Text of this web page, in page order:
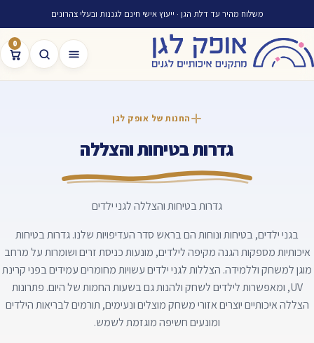
משלוח מהיר עד דלת הגן · ייעוץ אישי חינם לגננות ובעלי צהרונים
0
החנות של אופק לגן
גדרות בטיחות והצללה
גדרות בטיחות והצללה לגני ילדים
בגני ילדים, בטיחות ונוחות הם בראש סדר העדיפויות שלנו. גדרות בטיחות
איכותיות מספקות הגנה מקיפה לילדים, מונעות כניסת זרים ושומרות על מרחב
מוגן למשחק וללמידה. הצללות לגני ילדים עשויות מחומרים עמידים בפני קרינת
UV, ומאפשרות לילדים לשחק ולהנות גם בשעות החמות של היום. פתרונות
הצללה איכותיים יוצרים אזורי משחק מוצלים ונעימים, תורמים לבריאות הילדים
ומונעים חשיפה מוגזמת לשמש.